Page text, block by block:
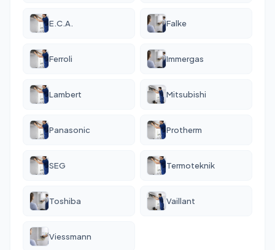
E.C.A. Falke
Ferroli Immergas
Lambert Mitsubishi
Panasonic Protherm
SEG Termoteknik
Toshiba Vaillant
Viessmann